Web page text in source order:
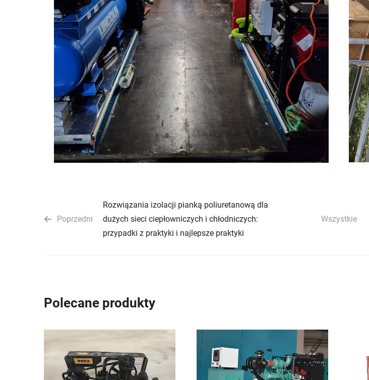
Poprzedni
Rozwiązania izolacji pianką poliuretanową dla
dużych sieci ciepłowniczych i chłodniczych:
przypadki z praktyki i najlepsze praktyki
Wszystkie
Polecane produkty